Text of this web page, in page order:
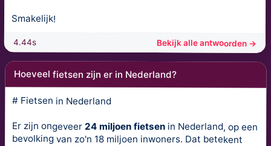
Smakelijk!
4.44s Bekijk alle antwoorden →
Hoeveel fietsen zijn er in Nederland?
# Fietsen in Nederland
Er zijn ongeveer 24 miljoen fietsen in Nederland, op een
bevolking van zo'n 18 miljoen inwoners. Dat betekent